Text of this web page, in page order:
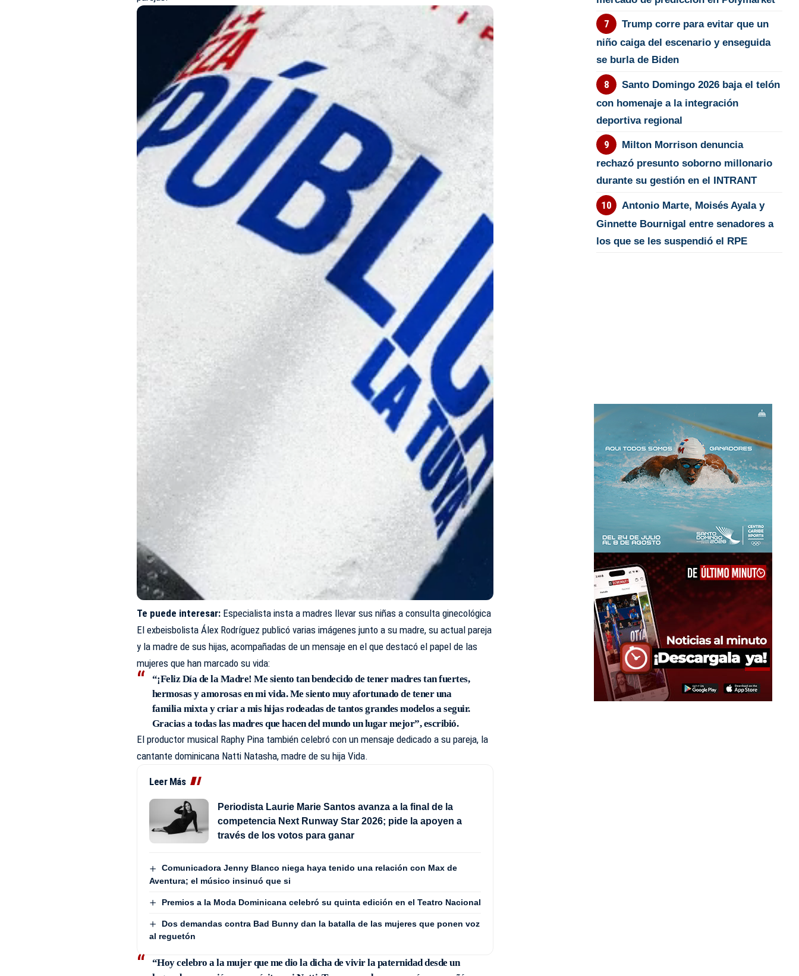
Te puede interesar: Especialista insta a madres llevar sus niñas a consulta ginecológica
El exbeisbolista Álex Rodríguez publicó varias imágenes junto a su madre, su actual pareja
y la madre de sus hijas, acompañadas de un mensaje en el que destacó el papel de las
mujeres que han marcado su vida:
“¡Feliz Día de la Madre! Me siento tan bendecido de tener madres tan fuertes,
hermosas y amorosas en mi vida. Me siento muy afortunado de tener una
familia mixta y criar a mis hijas rodeadas de tantos grandes modelos a seguir.
Gracias a todas las madres que hacen del mundo un lugar mejor”, escribió.
El productor musical Raphy Pina también celebró con un mensaje dedicado a su pareja, la
cantante dominicana Natti Natasha, madre de su hija Vida.
Leer Más
Periodista Laurie Marie Santos avanza a la final de la
competencia Next Runway Star 2026; pide la apoyen a
través de los votos para ganar
Comunicadora Jenny Blanco niega haya tenido una relación con Max de
Aventura; el músico insinuó que si
Premios a la Moda Dominicana celebró su quinta edición en el Teatro Nacional
Dos demandas contra Bad Bunny dan la batalla de las mujeres que ponen voz
al reguetón
“Hoy celebro a la mujer que me dio la dicha de vivir la paternidad desde un
Trump corre para evitar que un
niño caiga del escenario y enseguida
se burla de Biden
Santo Domingo 2026 baja el telón
con homenaje a la integración
deportiva regional
Milton Morrison denuncia
rechazó presunto soborno millonario
durante su gestión en el INTRANT
Antonio Marte, Moisés Ayala y
Ginnette Bournigal entre senadores a
los que se les suspendió el RPE